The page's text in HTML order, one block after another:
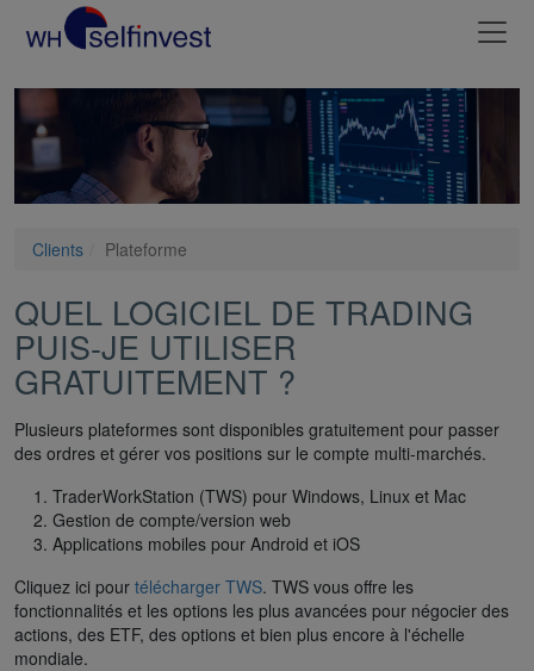
Clients Plateforme
QUEL LOGICIEL DE TRADING
PUIS-JE UTILISER
GRATUITEMENT ?
Plusieurs plateformes sont disponibles gratuitement pour passer
des ordres et gérer vos positions sur le compte multi-marchés.
TraderWorkStation (TWS) pour Windows, Linux et Mac
Gestion de compte/version web
Applications mobiles pour Android et iOS
Cliquez ici pour télécharger TWS. TWS vous offre les
fonctionnalités et les options les plus avancées pour négocier des
actions, des ETF, des options et bien plus encore à l'échelle
mondiale.